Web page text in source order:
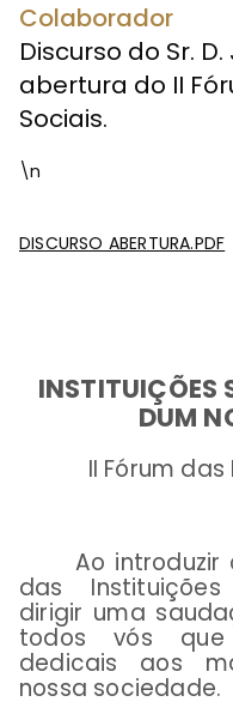
Colaborador
Discurso do Sr.
abertura do II
Sociais.
\n
DISCURSO ABERTURA.PDF
INSTITUIÇÕES
DUM
II Fórum
Ao introduzir
das
dirigir uma
todos vós que
dedicais aos
nossa sociedade.